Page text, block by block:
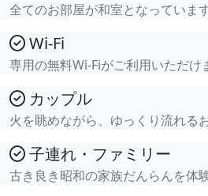
全てのお部屋が和室となっています
Wi-Fi
専用の無料Wi-Fiがご利用いただけ
カップル
火を眺めながら、ゆっくり流れる
子連れ・ファミリー
古き良き昭和の家族だんらんを体